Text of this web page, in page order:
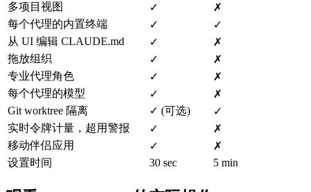
多项目视图
✓
✗
每个代理的内置终端
✓
✓
从 UI 编辑 CLAUDE.md
✓
✗
拖放组织
✓
✗
专业代理角色
✓
✗
每个代理的模型
✓
✗
Git worktree 隔离
✓ (可选)
✓
实时令牌计量，超用警报
✓
✗
移动伴侣应用
✓
✗
设置时间
30 sec 5 min